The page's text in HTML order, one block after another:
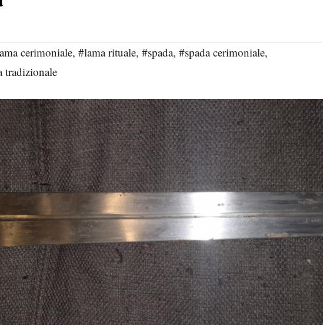
cerimoniale, #lama rituale, #spada, #spada cerimoniale,
tradizionale